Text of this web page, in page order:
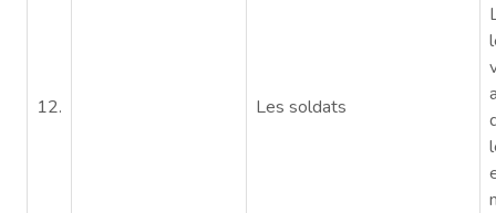
12. Les soldats